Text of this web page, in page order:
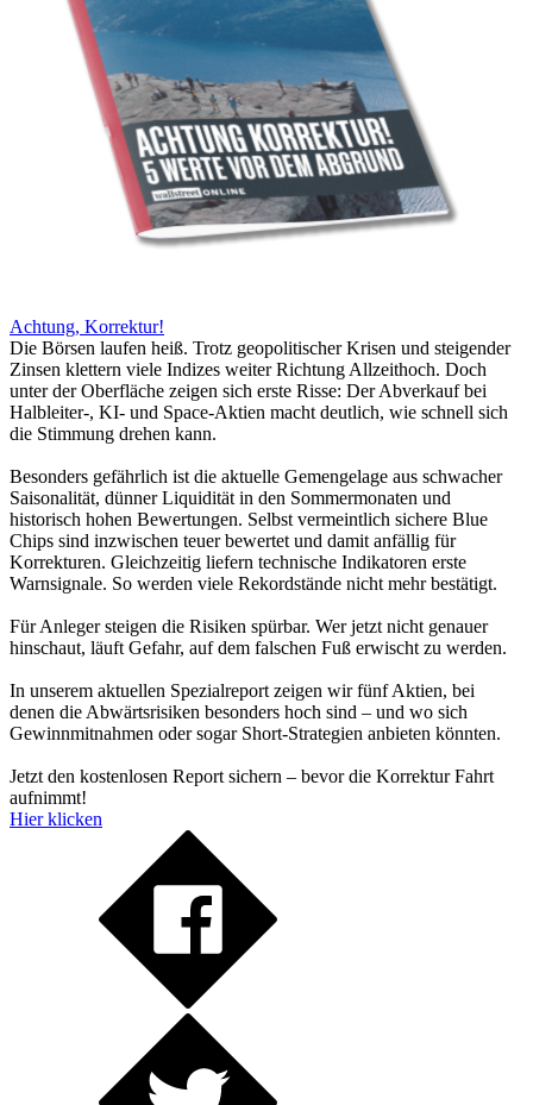
Achtung, Korrektur!
Die Börsen laufen heiß. Trotz geopolitischer Krisen und steigender
Zinsen klettern viele Indizes weiter Richtung Allzeithoch. Doch
unter der Oberfläche zeigen sich erste Risse: Der Abverkauf bei
Halbleiter-, KI- und Space-Aktien macht deutlich, wie schnell sich
die Stimmung drehen kann.
Besonders gefährlich ist die aktuelle Gemengelage aus schwacher
Saisonalität, dünner Liquidität in den Sommermonaten und
historisch hohen Bewertungen. Selbst vermeintlich sichere Blue
Chips sind inzwischen teuer bewertet und damit anfällig für
Korrekturen. Gleichzeitig liefern technische Indikatoren erste
Warnsignale. So werden viele Rekordstände nicht mehr bestätigt.
Für Anleger steigen die Risiken spürbar. Wer jetzt nicht genauer
hinschaut, läuft Gefahr, auf dem falschen Fuß erwischt zu werden.
In unserem aktuellen Spezialreport zeigen wir fünf Aktien, bei
denen die Abwärtsrisiken besonders hoch sind – und wo sich
Gewinnmitnahmen oder sogar Short-Strategien anbieten könnten.
Jetzt den kostenlosen Report sichern – bevor die Korrektur Fahrt
aufnimmt!
Hier klicken